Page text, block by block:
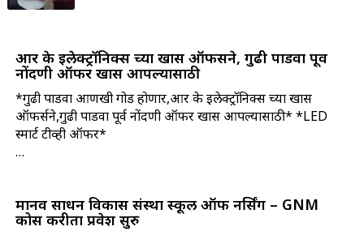
आर के इलेक्ट्रॉनिक्स च्या खास ऑफर्सने, गुढी पाडवा पूर्व
नोंदणी ऑफर खास आपल्यासाठी
*गुढी पाडवा आणखी गोड होणार,आर के इलेक्ट्रॉनिक्स च्या खास
ऑफर्सने,गुढी पाडवा पूर्व नोंदणी ऑफर खास आपल्यासाठी* *LED
स्मार्ट टीव्ही ऑफर*
…
मानव साधन विकास संस्था स्कूल ऑफ नर्सिंग – GNM
कोर्स करीता प्रवेश सुरु